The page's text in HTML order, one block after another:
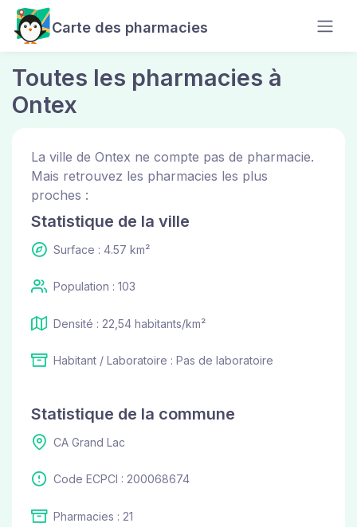
Carte des pharmacies
Toutes les pharmacies à
Ontex
La ville de Ontex ne compte pas de pharmacie.
Mais retrouvez les pharmacies les plus
proches :
Statistique de la ville
Surface : 4.57 km²
Population : 103
Densité : 22,54 habitants/km²
Habitant / Laboratoire : Pas de laboratoire
Statistique de la commune
CA Grand Lac
Code ECPCI : 200068674
Pharmacies : 21